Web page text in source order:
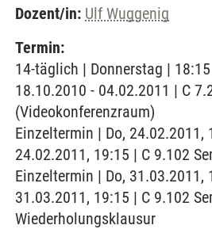
Dozent/in: Ulf Wuggenig
Termin:
14-täglich | Donnerstag |
18.10.2010 - 04.02.2011 | C
(Videokonferenzraum)
Einzeltermin | Do, 24.02.2011,
24.02.2011, 19:15 | C 9.102
Einzeltermin | Do, 31.03.2011,
31.03.2011, 19:15 | C 9.102
Wiederholungsklausur